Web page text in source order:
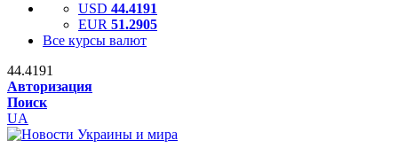
USD 44.4191
EUR 51.2905
Все курсы валют
44.4191
Авторизация
Поиск
UA